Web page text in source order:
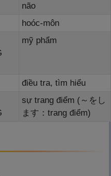
não
hoóc-môn
mỹ phẩm
điều tra, tìm hiểu
sự trang điểm (～をし
ます：trang điểm)